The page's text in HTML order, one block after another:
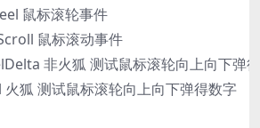
鼠标滚轮事件
鼠标滚动事件
非火狐 测试鼠标滚轮向上向下弹
狐 测试鼠标滚轮向上向下弹得数字